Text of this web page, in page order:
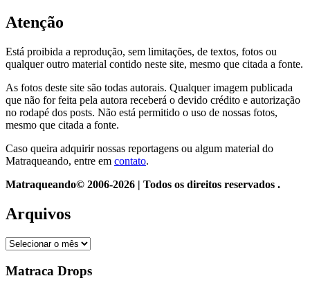
Atenção
Está proibida a reprodução, sem limitações, de textos, fotos ou
qualquer outro material contido neste site, mesmo que citada a fonte.
As fotos deste site são todas autorais. Qualquer imagem publicada
que não for feita pela autora receberá o devido crédito e autorização
no rodapé dos posts. Não está permitido o uso de nossas fotos,
mesmo que citada a fonte.
Caso queira adquirir nossas reportagens ou algum material do
Matraqueando, entre em contato.
Matraqueando© 2006-2026 | Todos os direitos reservados .
Arquivos
Arquivos
Matraca Drops